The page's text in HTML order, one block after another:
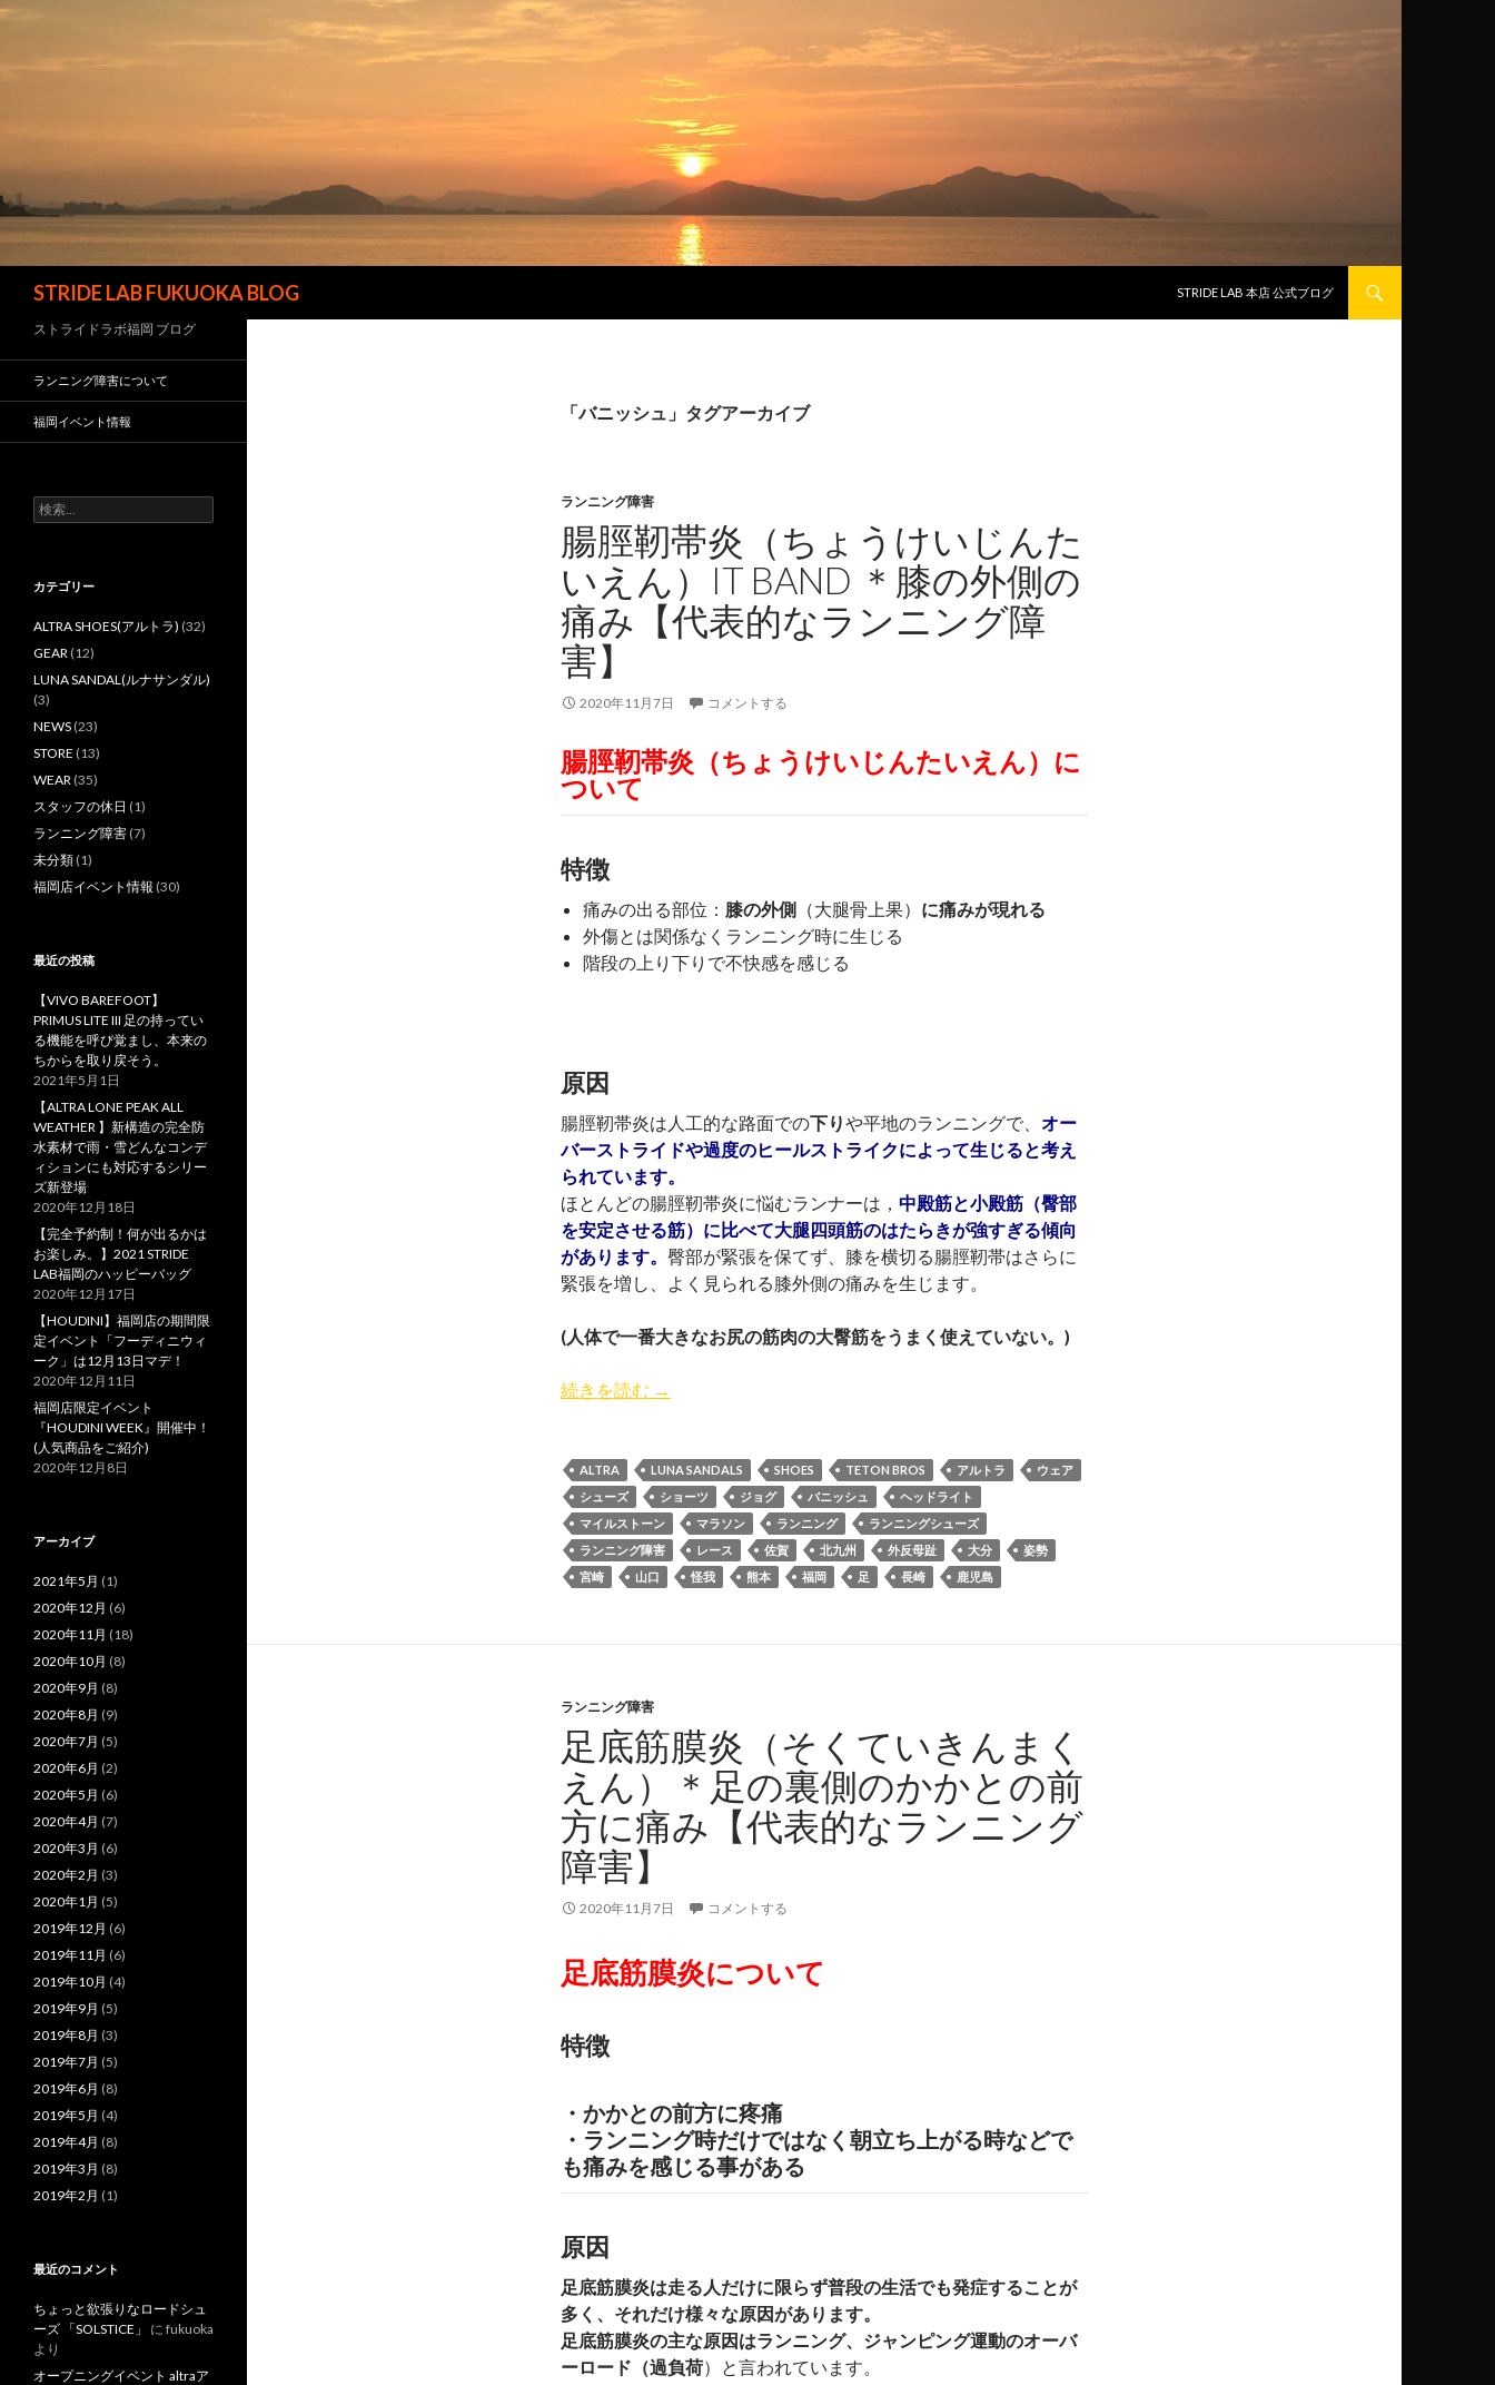
STRIDE LAB FUKUOKA BLOG
STRIDE LAB 本店 公式ブログ
「バニッシュ」タグアーカイブ
ランニング障害
腸脛靭帯炎（ちょうけいじんた
いえん）IT BAND ＊膝の外側の
痛み【代表的なランニング障
害】
2020年11月7日 コメントする
腸脛靭帯炎（ちょうけいじんたいえん）に
ついて
特徴
痛みの出る部位： 膝の外側 （大腿骨上果） に痛みが現れる
外傷とは関係なくランニング時に生じる
階段の上り下りで不快感を感じる
原因
腸脛靭帯炎は人工的な路面での下りや平地のランニングで、 オー
バーストライドや過度のヒールストライクによって生じると考え
られています。
ほとんどの腸脛靭帯炎に悩むランナーは， 中殿筋と小殿筋（臀部
を安定させる筋）に比べて大腿四頭筋のはたらきが強すぎる傾向
があります。 臀部が緊張を保てず、膝を横切る腸脛靭帯はさらに
緊張を増し、よく見られる膝外側の痛みを生じます。
(人体で一番大きなお尻の筋肉の大臀筋をうまく使えていない。)
続きを読む 腸脛靭帯炎（ちょうけいじんたいえん）IT BAND ＊膝の外側の痛み【代表的なランニング障害】
→
ALTRA LUNA SANDALS SHOES TETON BROS アルトラ
ウェア
シューズ
ショーツ ジョグ バニッシュ
ヘッドライト
マイルストーン
マラソン ランニング
ランニングシューズ
ランニング障害
レース 佐賀 北九州 外反母趾 大分
姿勢
宮崎
山口 怪我 熊本 福岡 足 長崎 鹿児島
ランニング障害
足底筋膜炎（そくていきんまく
えん）＊足の裏側のかかとの前
方に痛み【代表的なランニング
障害】
2020年11月7日 コメントする
足底筋膜炎について
特徴
・かかとの前方に疼痛
・ランニング時だけではなく朝立ち上がる時などで
も痛みを感じる事がある
原因
足底筋膜炎は走る人だけに限らず普段の生活でも発症することが
多く、それだけ様々な原因があります。
足底筋膜炎の主な原因はランニング、ジャンピング運動のオーバ
ーロード（過負荷）と言われています。
ストライドラボ福岡 ブログ
ランニング障害について
福岡イベント情報
検
索
カテゴリー
ALTRA SHOES(アルトラ) (32)
GEAR (12)
LUNA SANDAL(ルナサンダル)
(3)
NEWS (23)
STORE (13)
WEAR (35)
スタッフの休日 (1)
ランニング障害 (7)
未分類 (1)
福岡店イベント情報 (30)
最近の投稿
【VIVO BAREFOOT】
PRIMUS LITE III 足の持ってい
る機能を呼び覚まし、本来の
ちからを取り戻そう。
2021年5月1日
【ALTRA LONE PEAK ALL
WEATHER 】新構造の完全防
水素材で雨・雪どんなコンデ
ィションにも対応するシリー
ズ新登場
2020年12月18日
【完全予約制！何が出るかは
お楽しみ。】2021 STRIDE
LAB福岡のハッピーバッグ
2020年12月17日
【HOUDINI】福岡店の期間限
定イベント「フーディニウィ
ーク」は12月13日マデ！
2020年12月11日
福岡店限定イベント
『HOUDINI WEEK』開催中！
(人気商品をご紹介)
2020年12月8日
アーカイブ
2021年5月 (1)
2020年12月 (6)
2020年11月 (18)
2020年10月 (8)
2020年9月 (8)
2020年8月 (9)
2020年7月 (5)
2020年6月 (2)
2020年5月 (6)
2020年4月 (7)
2020年3月 (6)
2020年2月 (3)
2020年1月 (5)
2019年12月 (6)
2019年11月 (6)
2019年10月 (4)
2019年9月 (5)
2019年8月 (3)
2019年7月 (5)
2019年6月 (8)
2019年5月 (4)
2019年4月 (8)
2019年3月 (8)
2019年2月 (1)
最近のコメント
ちょっと欲張りなロードシュ
ーズ 「SOLSTICE」
に fukuoka
より
オープニングイベント altraア